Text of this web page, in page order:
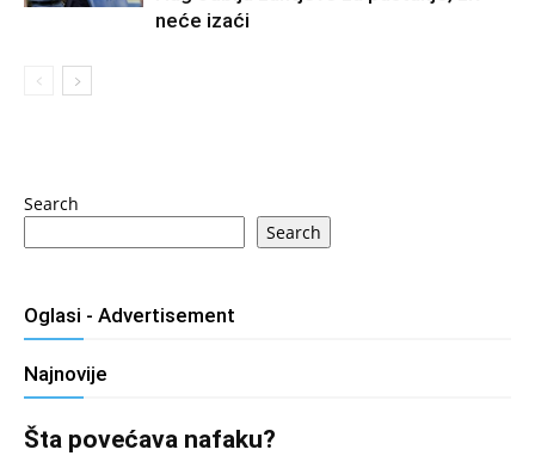
neće izaći
Search
Search
Oglasi - Advertisement
Najnovije
Šta povećava nafaku?